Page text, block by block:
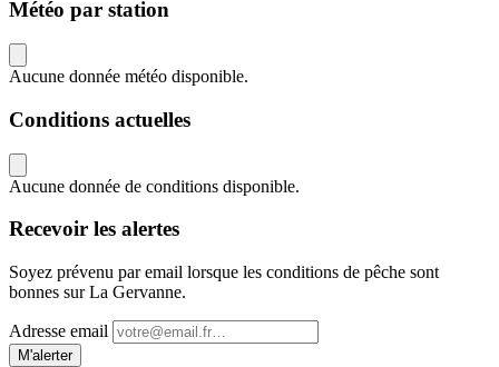
Météo par station
Aucune donnée météo disponible.
Conditions actuelles
Aucune donnée de conditions disponible.
Recevoir les alertes
Soyez prévenu par email lorsque les conditions de pêche sont
bonnes sur La Gervanne.
Adresse email
M'alerter